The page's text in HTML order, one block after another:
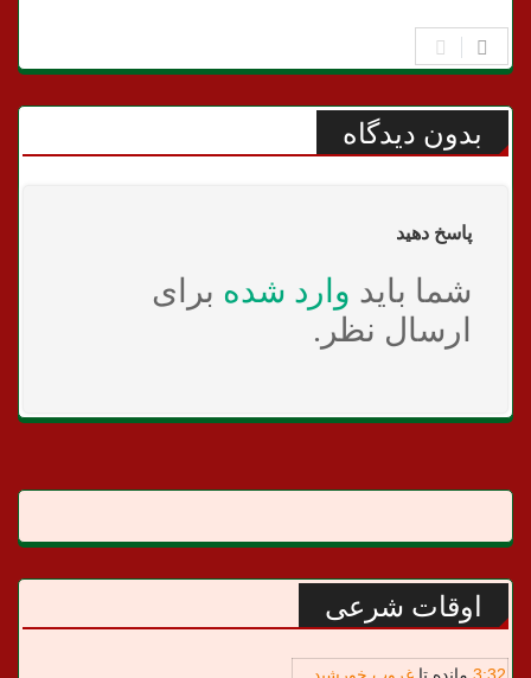
بدون دیدگاه
پاسخ دهید
شما باید وارد شده برای
ارسال نظر.
اوقات شرعی
3:32 مانده تا غروب خورشید